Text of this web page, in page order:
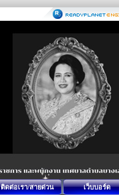
ติดต่อเรา/สายด่วน เว็บบอร์ด